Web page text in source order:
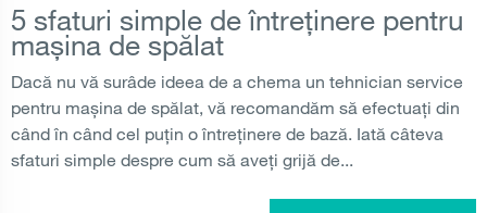
5 sfaturi simple de întreținere pentru
mașina de spălat
Dacă nu vă surâde ideea de a chema un tehnician service
pentru mașina de spălat, vă recomandăm să efectuați din
când în când cel puțin o întreținere de bază. Iată câteva
sfaturi simple despre cum să aveți grijă de...